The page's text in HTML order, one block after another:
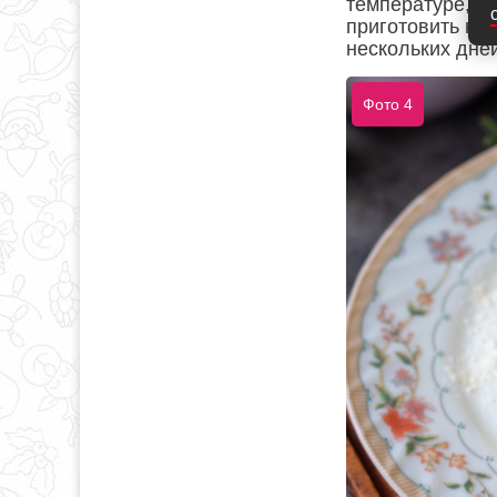
температуре,
приготовить
нескольких
Фото 4